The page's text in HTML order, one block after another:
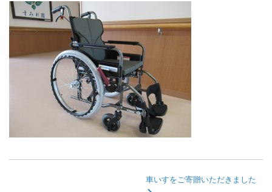
車いすをご寄贈いただきました